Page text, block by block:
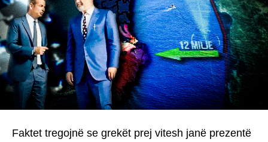
Faktet tregojnë se grekët prej vitesh janë prezentë